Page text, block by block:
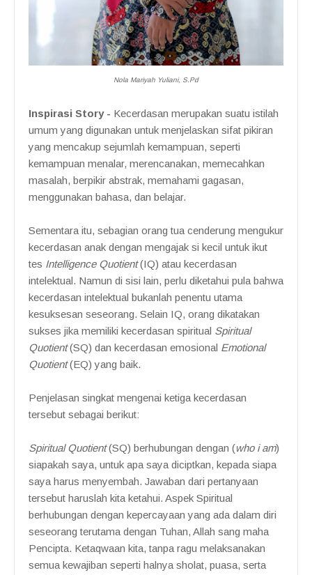
Nola Mariyah Yuliani, S.Pd
Inspirasi Story - Kecerdasan merupakan suatu istilah
umum yang digunakan untuk menjelaskan sifat pikiran
yang mencakup sejumlah kemampuan, seperti
kemampuan menalar, merencanakan, memecahkan
masalah, berpikir abstrak, memahami gagasan,
menggunakan bahasa, dan belajar.
Sementara itu, sebagian orang tua cenderung mengukur
kecerdasan anak dengan mengajak si kecil untuk ikut
tes Intelligence Quotient(IQ) atau kecerdasan
intelektual. Namun di sisi lain, perlu diketahui pula bahwa
kecerdasan intelektual bukanlah penentu utama
kesuksesan seseorang. Selain IQ, orang dikatakan
sukses jika memiliki kecerdasan spiritual Spiritual
Quotient(SQ) dan kecerdasan emosional Emotional
Quotient(EQ) yang baik.
Penjelasan singkat mengenai ketiga kecerdasan
tersebut sebagai berikut:
Spiritual Quotient(SQ) berhubungan dengan (who i am)
siapakah saya, untuk apa saya diciptkan, kepada siapa
saya harus menyembah. Jawaban dari pertanyaan
tersebut haruslah kita ketahui. Aspek Spiritual
berhubungan dengan kepercayaan yang ada dalam diri
seseorang terutama dengan Tuhan, Allah sang maha
Pencipta. Ketaqwaan kita, tanpa ragu melaksanakan
semua kewajiban seperti halnya sholat, puasa, serta